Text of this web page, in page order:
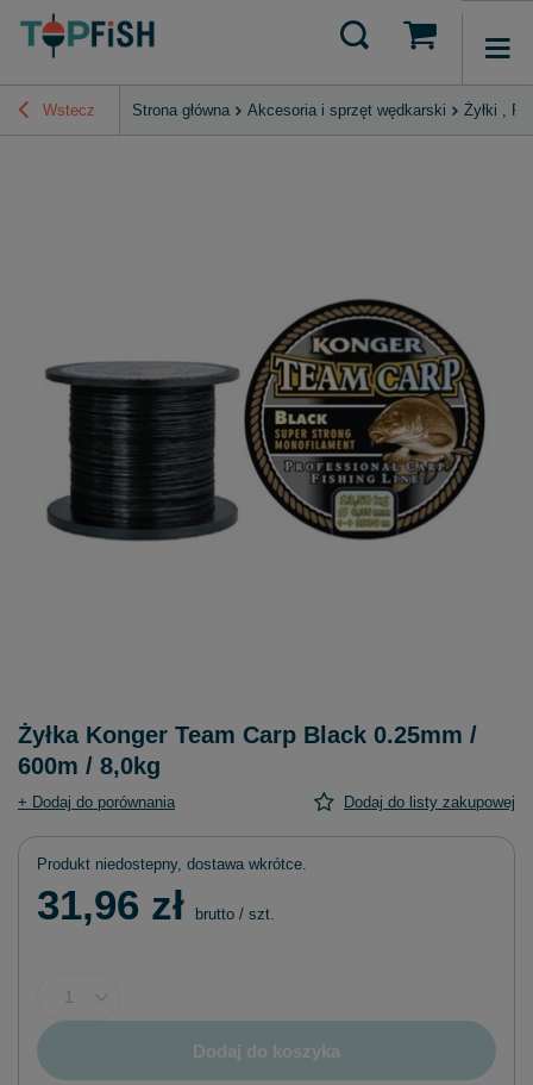
Wstecz Strona główna Akcesoria i sprzęt wędkarski Żyłki ,
Żyłka Konger Team Carp Black 0.25mm /
600m / 8,0kg
+ Dodaj do porównania Dodaj do listy zakupowej
Produkt niedostepny, dostawa wkrótce
31,96 zł brutto / szt.
Dodaj do koszyka